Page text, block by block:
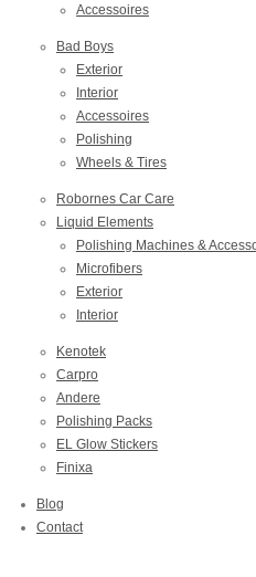
Accessoires
Bad Boys
Exterior
Interior
Accessoires
Polishing
Wheels & Tires
Robornes Car Care
Liquid Elements
Polishing Machines &
Microfibers
Exterior
Interior
Kenotek
Carpro
Andere
Polishing Packs
EL Glow Stickers
Finixa
Blog
Contact